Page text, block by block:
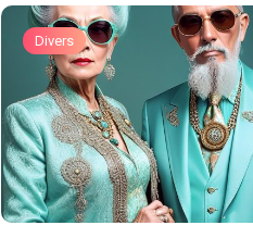
Divers